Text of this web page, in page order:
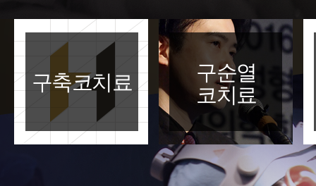
구축코치료
구순열
코치료